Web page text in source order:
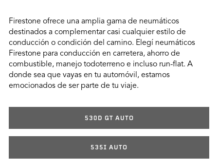
Firestone ofrece una amplia gama de neumáticos
destinados a complementar casi cualquier estilo de
conducción o condición del camino. Elegí neumáticos
Firestone para conducción en carretera, ahorro de
combustible, manejo todoterreno e incluso run-flat. A
donde sea que vayas en tu automóvil, estamos
emocionados de ser parte de tu viaje.
530D GT AUTO
535I AUTO